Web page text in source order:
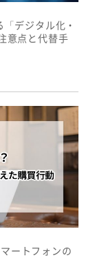
デジタル化・
意点と代替手
ートフォンの